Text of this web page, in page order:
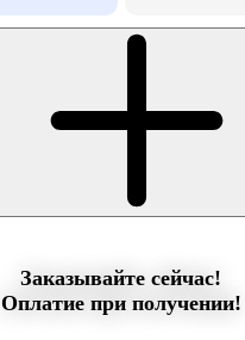
Заказывайте сейчас!
Оплатие при получении!